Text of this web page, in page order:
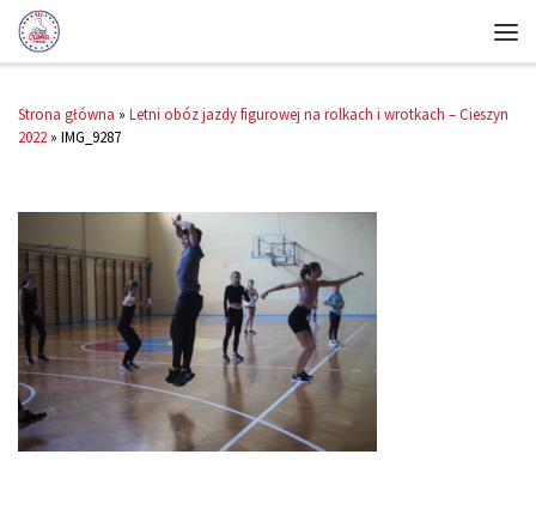
Strona główna » Letni obóz jazdy figurowej na rolkach i wrotkach – Cieszyn
2022 » IMG_9287